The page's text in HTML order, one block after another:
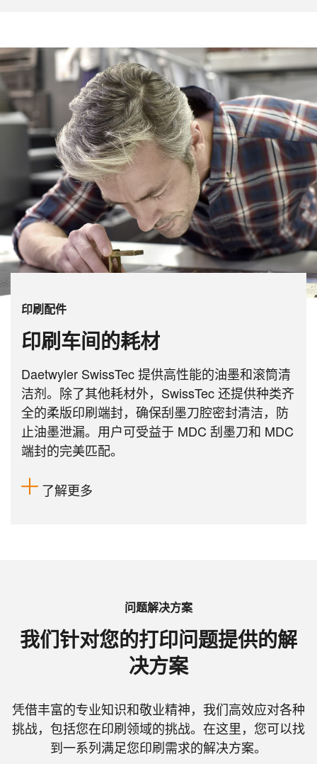
印刷配件
印刷车间的耗材
Daetwyler SwissTec 提供高性能的油墨和滚筒清
洁剂。除了其他耗材外，SwissTec 还提供种类齐
全的柔版印刷端封，确保刮墨刀腔密封清洁，防
止油墨泄漏。用户可受益于 MDC 刮墨刀和 MDC
端封的完美匹配。
了解更多
问题解决方案
我们针对您的打印问题提供的解
决方案
凭借丰富的专业知识和敬业精神，我们高效应对各种
挑战，包括您在印刷领域的挑战。在这里，您可以找
到一系列满足您印刷需求的解决方案。